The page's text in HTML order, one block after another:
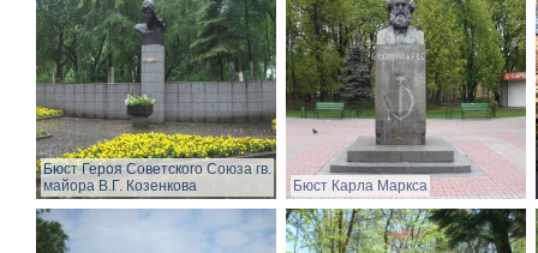
Бюст Героя Советского Союза гв.
майора В.Г. Козенкова
Бюст Карла Маркса